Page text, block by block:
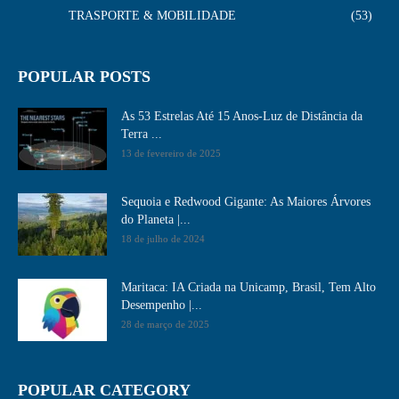
TRASPORTE & MOBILIDADE 53
POPULAR POSTS
As 53 Estrelas Até 15 Anos-Luz de Distância da
Terra ...
13 de fevereiro de 2025
Sequoia e Redwood Gigante: As Maiores Árvores
do Planeta |...
18 de julho de 2024
Maritaca: IA Criada na Unicamp, Brasil, Tem Alto
Desempenho​ |...
28 de março de 2025
POPULAR CATEGORY